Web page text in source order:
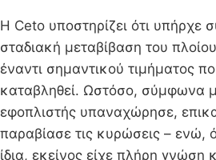
Η Ceto υποστηρίζει ότι υπήρχε
σταδιακή μεταβίβαση του
έναντι σημαντικού τιμήματος
καταβληθεί. Ωστόσο, σύμφωνα
εφοπλιστής υπαναχώρησε,
παραβίασε τις κυρώσεις – ενώ,
ίδια, εκείνος είχε πλήρη γνώση